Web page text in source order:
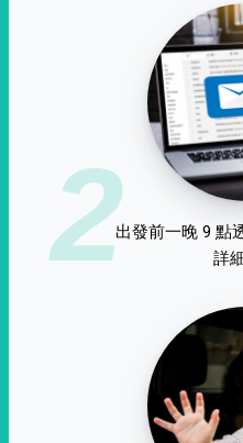
2出發前一晚 9 點
詳